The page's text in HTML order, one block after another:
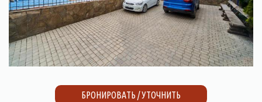
БРОНИРОВАТЬ / УТОЧНИТЬ